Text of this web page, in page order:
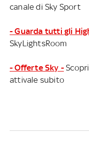
canale di Sky Sport
- Guarda tutti gli
SkyLightsRoom
- Offerte Sky -
attivale subito